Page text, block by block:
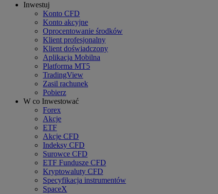
Inwestuj
Konto CFD
Konto akcyjne
Oprocentowanie środków
Klient profesjonalny
Klient doświadczony
Aplikacja Mobilna
Platforma MT5
TradingView
Zasil rachunek
Pobierz
W co Inwestować
Forex
Akcje
ETF
Akcje CFD
Indeksy CFD
Surowce CFD
ETF Fundusze CFD
Kryptowaluty CFD
Specyfikacja instrumentów
SpaceX